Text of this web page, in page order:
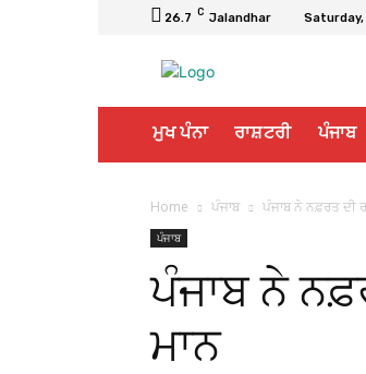
26.7 C Jalandhar
ਮੁਖ ਪੰਨਾ ਰਾਸ਼ਟਰੀ ਪੰਜਾਬ
Home ਪੰਜਾਬ ਪੰਜਾਬ ਨੇ ਨਫ਼ਰਤ ਦੀ
ਪੰਜਾਬ
ਪੰਜਾਬ ਨੇ
ਮਾਨ